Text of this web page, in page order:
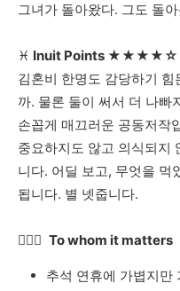
그녀가 돌아왔다. 그도 돌
♓ Inuit Points ★★★★☆
김혼비 한명도 감당하기 힘
까. 물론 둘이 써서 더 나빠
손꼽게 매끄러운 공동저작
중요하지도 않고 의식되지
니다. 어딜 보고, 무엇을 먹
됩니다. 별 넷줍니다.
🧑‍❤️‍👩 To whom it matters
추석 연휴에 가볍지만